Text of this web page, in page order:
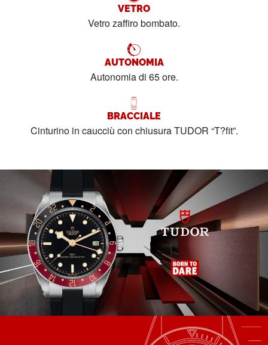
VETRO
Vetro zaffiro bombato.
AUTONOMIA
Autonomia di 65 ore.
BRACCIALE
Cinturino in caucciù con chiusura TUDOR “T?fit”.